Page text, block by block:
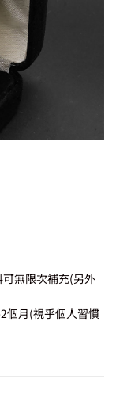
無限次補充(另外
個月(視乎個人習慣